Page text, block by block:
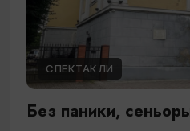
СПЕКТАКЛИ
Без паники,